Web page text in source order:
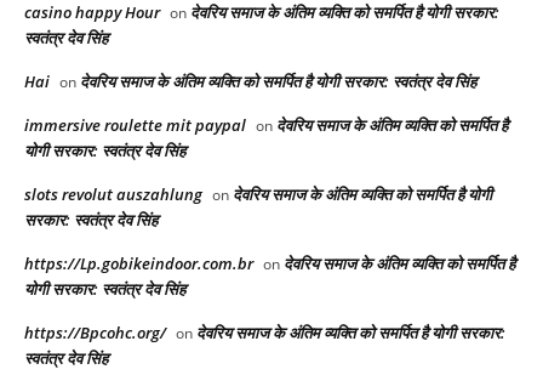
casino happy Hour on देवरिय समाज के अंतिम व्यक्ति को समर्पित है योगी सरकार:
स्वतंत्र देव सिंह
Hai on देवरिय समाज के अंतिम व्यक्ति को समर्पित है योगी सरकार: स्वतंत्र देव सिंह
immersive roulette mit paypal on देवरिय समाज के अंतिम व्यक्ति को समर्पित है
योगी सरकार: स्वतंत्र देव सिंह
slots revolut auszahlung on देवरिय समाज के अंतिम व्यक्ति को समर्पित है योगी
सरकार: स्वतंत्र देव सिंह
https://Lp.gobikeindoor.com.br on देवरिय समाज के अंतिम व्यक्ति को समर्पित है
योगी सरकार: स्वतंत्र देव सिंह
https://Bpcohc.org/ on देवरिय समाज के अंतिम व्यक्ति को समर्पित है योगी सरकार:
स्वतंत्र देव सिंह